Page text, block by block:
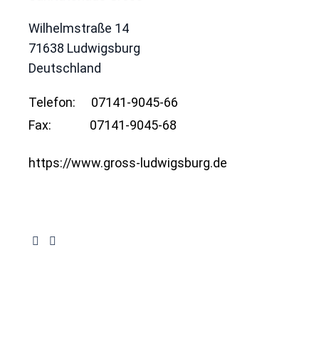
Wilhelmstraße 14
71638 Ludwigsburg
Deutschland
Telefon:
07141-9045-66
Fax:
07141-9045-68
https://www.gross-ludwigsburg.de